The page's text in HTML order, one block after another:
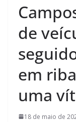
de
em
uma
18 de maio de